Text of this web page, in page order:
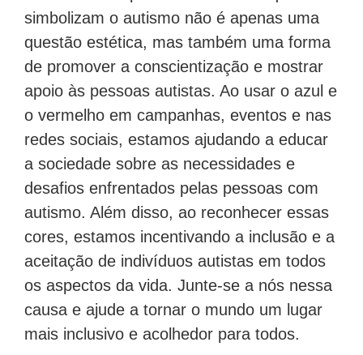
simbolizam o autismo não é apenas uma
questão estética, mas também uma forma
de promover a conscientização e mostrar
apoio às pessoas autistas. Ao usar o azul e
o vermelho em campanhas, eventos e nas
redes sociais, estamos ajudando a educar
a sociedade sobre as necessidades e
desafios enfrentados pelas pessoas com
autismo. Além disso, ao reconhecer essas
cores, estamos incentivando a inclusão e a
aceitação de indivíduos autistas em todos
os aspectos da vida. Junte-se a nós nessa
causa e ajude a tornar o mundo um lugar
mais inclusivo e acolhedor para todos.